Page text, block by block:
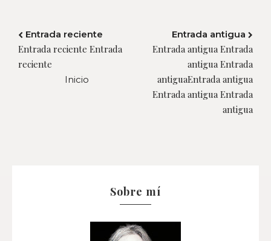
Entrada reciente
Entrada reciente Entrada
reciente
Entrada antigua
Entrada antigua Entrada
antigua Entrada
antiguaEntrada antigua
Entrada antigua Entrada
antigua
Inicio
Sobre mí